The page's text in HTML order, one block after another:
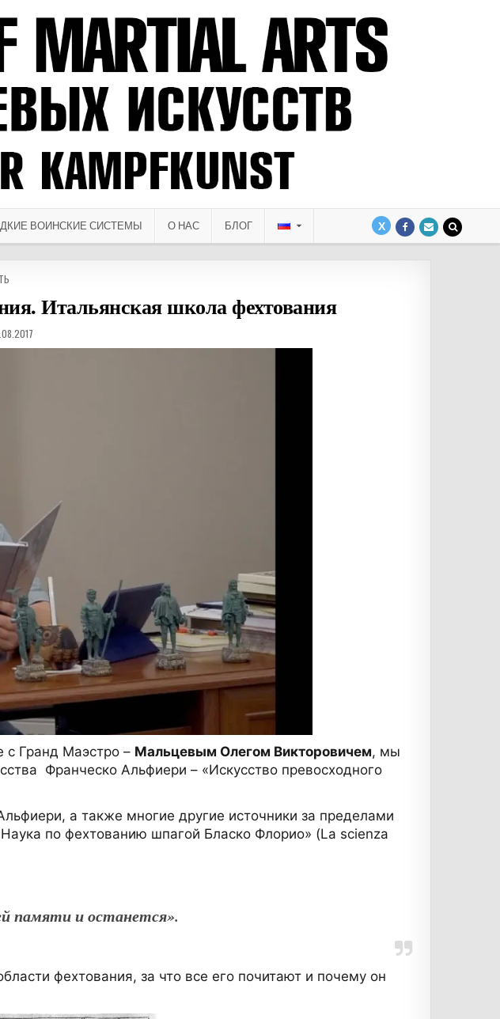
ВОИНСКИЕ СИСТЕМЫ О НАС БЛОГ
Итальянская школа фехтования
ПУБЛИКАЦИИ:
с Гранд Маэстро – Мальцевым Олегом Викторовичем, мы
Франческо Альфиери – «Искусство превосходного
а также многие другие источники за пределами
по фехтованию шпагой Бласко Флорио» (La scienza
памяти и останется».
фехтования, за что все его почитают и почему он